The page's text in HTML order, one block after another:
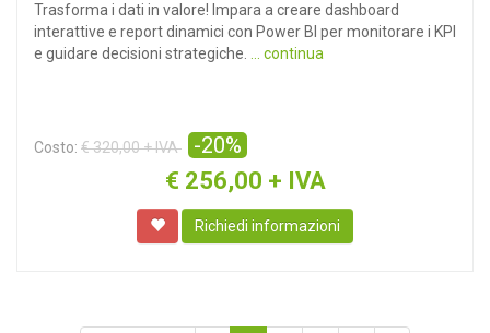
Trasforma i dati in valore! Impara a creare dashboard
interattive e report dinamici con Power BI per monitorare i KPI
e guidare decisioni strategiche.
... continua
Costo: € 320,00 + IVA -20%
€ 256,00 + IVA
Richiedi informazioni